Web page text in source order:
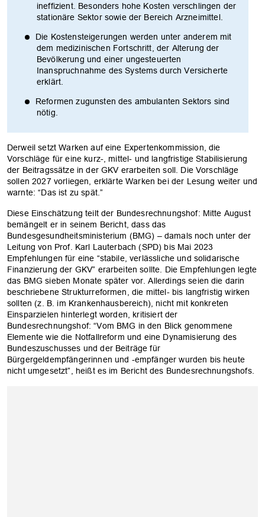
ineffizient. Besonders hohe Kosten verschlingen der
stationäre Sektor sowie der Bereich Arzneimittel.
Die Kostensteigerungen werden unter anderem mit
dem medizinischen Fortschritt, der Alterung der
Bevölkerung und einer ungesteuerten
Inanspruchnahme des Systems durch Versicherte
erklärt.
Reformen zugunsten des ambulanten Sektors sind
nötig.
Derweil setzt Warken auf eine Expertenkommission, die
Vorschläge für eine kurz-, mittel- und langfristige Stabilisierung
der Beitragssätze in der GKV erarbeiten soll. Die Vorschläge
sollen 2027 vorliegen, erklärte Warken bei der Lesung weiter und
warnte: “Das ist zu spät.”
Diese Einschätzung teilt der Bundesrechnungshof: Mitte August
bemängelt er in seinem Bericht, dass das
Bundesgesundheitsministerium (BMG) – damals noch unter der
Leitung von Prof. Karl Lauterbach (SPD) bis Mai 2023
Empfehlungen für eine “stabile, verlässliche und solidarische
Finanzierung der GKV” erarbeiten sollte. Die Empfehlungen legte
das BMG sieben Monate später vor. Allerdings seien die darin
beschriebene Strukturreformen, die mittel- bis langfristig wirken
sollten (z. B. im Krankenhausbereich), nicht mit konkreten
Einsparzielen hinterlegt worden, kritisiert der
Bundesrechnungshof: “Vom BMG in den Blick genommene
Elemente wie die Notfallreform und eine Dynamisierung des
Bundeszuschusses und der Beiträge für
Bürgergeldempfängerinnen und -empfänger wurden bis heute
nicht umgesetzt”, heißt es im Bericht des Bundesrechnungshofs.